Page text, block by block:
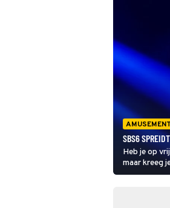
AMUSEMENT
SBS6
Heb je op
maar kreeg
de tweede